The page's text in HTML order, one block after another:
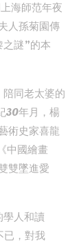
海師范年夜
人孫菊園傳
謎”的本
同老太婆的
30年月，楊
術史家喜龍
中國繪畫
雙墜進愛
人和讀
已，對我